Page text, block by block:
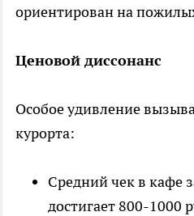
ориентирован на
Ценовой диссонанс
Особое удивление
курорта:
Средний чек в кафе
достигает 800-1000